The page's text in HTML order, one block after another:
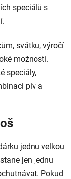
speciálů s
svátku, výročí
možnosti.
speciály,
piv a
jednu velkou
jen jednu
Pokud